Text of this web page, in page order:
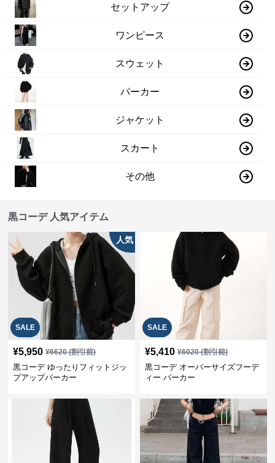
セットアップ
ワンピース
スウェット
パーカー
ジャケット
スカート
その他
黒コーデ 人気アイテム
SALE
人気
¥5,950 ¥6620(割引前)
黒コーデ ゆったりフィットジッ
プアップパーカー
SALE
¥5,410 ¥6020(割引前)
黒コーデ オーバーサイズフーデ
ィー パーカー